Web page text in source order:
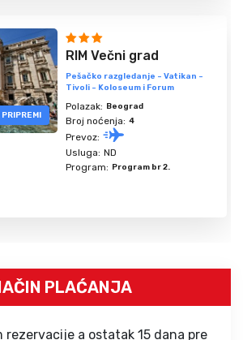
PRIPREMI
RIM Večni grad
Pešačko razgledanje - Vatikan -
Tivoli - Koloseum i Forum
Polazak: Beograd
Broj noćenja: 4
Prevoz:
Usluga: ND
Program: Program br 2.
PLAĆANJA
rezervacije a ostatak 15 dana pre